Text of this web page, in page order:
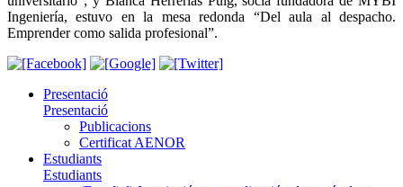
Ingeniería, estuvo en la mesa redonda “Del aula al despacho.
Emprender como salida profesional”.
Presentació
Presentació
Publicacions
Certificat AENOR
Estudiants
Estudiants